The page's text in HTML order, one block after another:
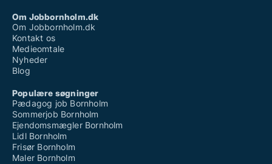
Om Jobbornholm.dk
Om Jobbornholm.dk
Kontakt os
Medieomtale
Nyheder
Blog
Populære søgninger
Pædagog job Bornholm
Sommerjob Bornholm
Ejendomsmægler Bornholm
Lidl Bornholm
Frisør Bornholm
Maler Bornholm